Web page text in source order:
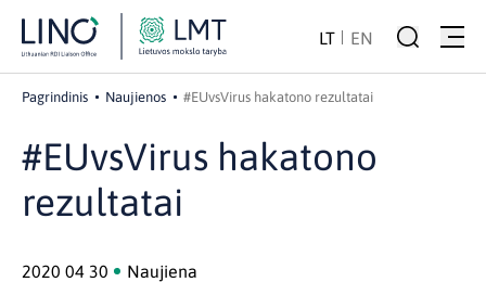
LT EN
Pagrindinis Naujienos #EUvsVirus hakatono rezultatai
#EUvsVirus hakatono
rezultatai
2020 04 30 Naujiena